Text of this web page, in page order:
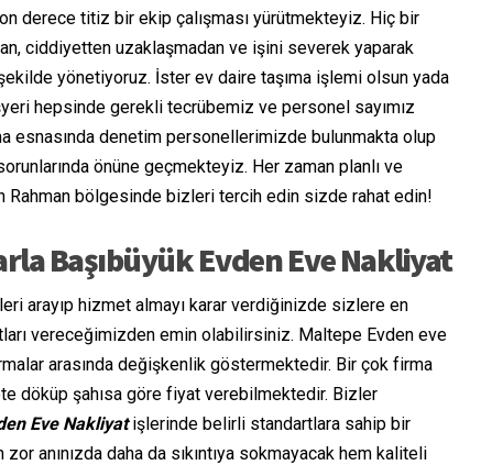
derece titiz bir ekip çalışması yürütmekteyiz. Hiç bir
ciddiyetten uzaklaşmadan ve işini severek yaparak
yönetiyoruz. İster ev daire taşıma işlemi olsun yada
hepsinde gerekli tecrübemiz ve personel sayımız
esnasında denetim personellerimizde bulunmakta olup
önüne geçmekteyiz. Her zaman planlı ve
Rahman bölgesinde bizleri tercih edin sizde rahat edin!
Başıbüyük Evden Eve Nakliyat
arayıp hizmet almayı karar verdiğinizde sizlere en
vereceğimizden emin olabilirsiniz. Maltepe Evden eve
arasında değişkenlik göstermektedir. Bir çok firma
döküp şahısa göre fiyat verebilmektedir. Bizler
Eve Nakliyatişlerinde belirli standartlara sahip bir
anınızda daha da sıkıntıya sokmayacak hem kaliteli